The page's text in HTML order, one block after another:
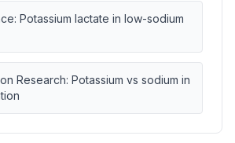
Potassium lactate in low-sodium
Research: Potassium vs sodium in